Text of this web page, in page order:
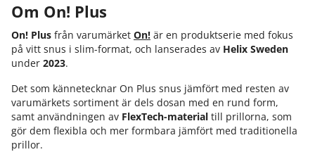
Om On! Plus
On! Plus från varumärket On! är en produktserie med fokus
på vitt snus i slim-format, och lanserades av Helix Sweden
under 2023.
Det som kännetecknar On Plus snus jämfört med resten av
varumärkets sortiment är dels dosan med en rund form,
samt användningen av FlexTech-material till prillorna, som
gör dem flexibla och mer formbara jämfört med traditionella
prillor.